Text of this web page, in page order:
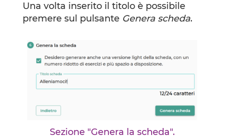
Una volta inserito il titolo è possibile
premere sul pulsante Genera scheda.
Sezione "Genera la scheda".